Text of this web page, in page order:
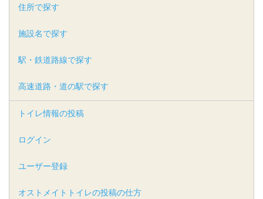
住所で探す
施設名で探す
駅・鉄道路線で探す
高速道路・道の駅で探す
トイレ情報の投稿
ログイン
ユーザー登録
オストメイトトイレの投稿の仕方